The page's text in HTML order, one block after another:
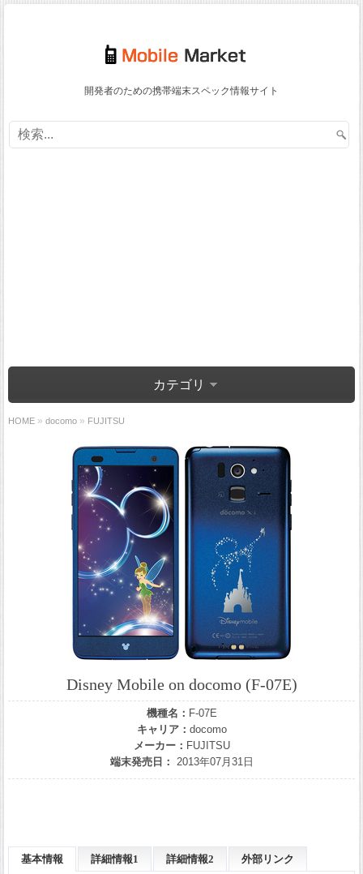
開発者のための携帯端末スペック情報サイト
カテゴリ
HOME » docomo » FUJITSU
Disney Mobile on docomo (F-07E)
機種名： F-07E
キャリア： docomo
メーカー： FUJITSU
端末発売日： 2013年07月31日
基本情報 詳細情報1 詳細情報2 外部リンク